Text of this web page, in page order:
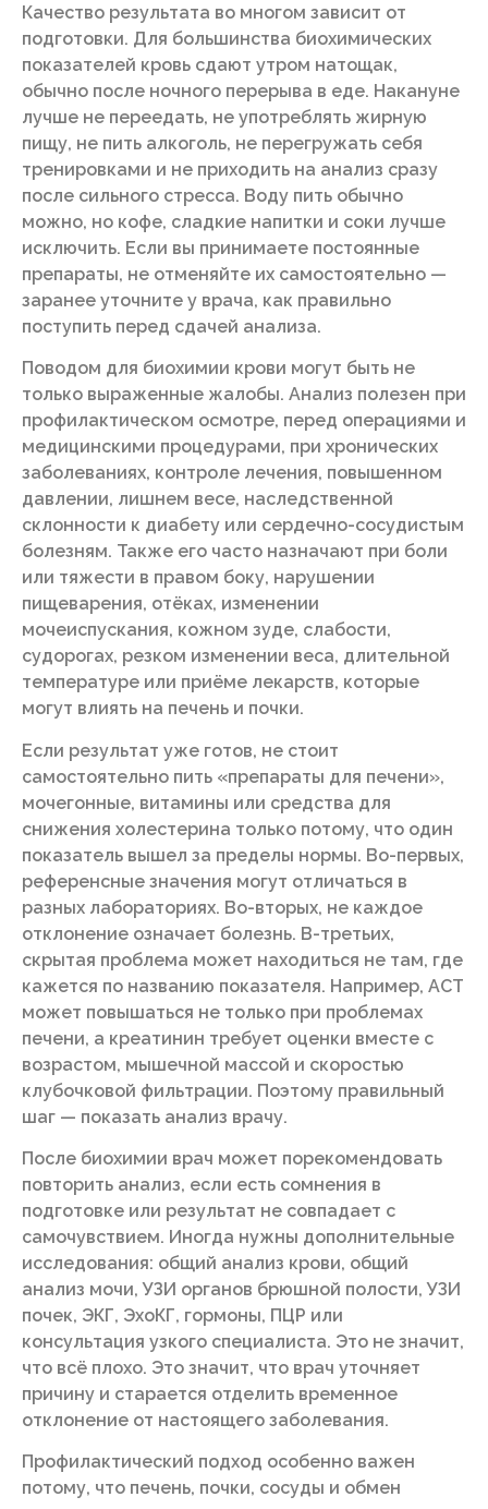
Качество результата во многом зависит от
подготовки. Для большинства биохимических
показателей кровь сдают утром натощак,
обычно после ночного перерыва в еде. Накануне
лучше не переедать, не употреблять жирную
пищу, не пить алкоголь, не перегружать себя
тренировками и не приходить на анализ сразу
после сильного стресса. Воду пить обычно
можно, но кофе, сладкие напитки и соки лучше
исключить. Если вы принимаете постоянные
препараты, не отменяйте их самостоятельно —
заранее уточните у врача, как правильно
поступить перед сдачей анализа.
Поводом для биохимии крови могут быть не
только выраженные жалобы. Анализ полезен при
профилактическом осмотре, перед операциями и
медицинскими процедурами, при хронических
заболеваниях, контроле лечения, повышенном
давлении, лишнем весе, наследственной
склонности к диабету или сердечно-сосудистым
болезням. Также его часто назначают при боли
или тяжести в правом боку, нарушении
пищеварения, отёках, изменении
мочеиспускания, кожном зуде, слабости,
судорогах, резком изменении веса, длительной
температуре или приёме лекарств, которые
могут влиять на печень и почки.
Если результат уже готов, не стоит
самостоятельно пить «препараты для печени»,
мочегонные, витамины или средства для
снижения холестерина только потому, что один
показатель вышел за пределы нормы. Во-первых,
референсные значения могут отличаться в
разных лабораториях. Во-вторых, не каждое
отклонение означает болезнь. В-третьих,
скрытая проблема может находиться не там, где
кажется по названию показателя. Например, АСТ
может повышаться не только при проблемах
печени, а креатинин требует оценки вместе с
возрастом, мышечной массой и скоростью
клубочковой фильтрации. Поэтому правильный
шаг — показать анализ врачу.
После биохимии врач может порекомендовать
повторить анализ, если есть сомнения в
подготовке или результат не совпадает с
самочувствием. Иногда нужны дополнительные
исследования: общий анализ крови, общий
анализ мочи, УЗИ органов брюшной полости, УЗИ
почек, ЭКГ, ЭхоКГ, гормоны, ПЦР или
консультация узкого специалиста. Это не значит,
что всё плохо. Это значит, что врач уточняет
причину и старается отделить временное
отклонение от настоящего заболевания.
Профилактический подход особенно важен
потому, что печень, почки, сосуды и обмен